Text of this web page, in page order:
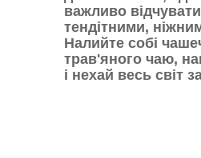
важливо
тендітними,
Налийте собі
трав'яного чаю,
і нехай весь світ